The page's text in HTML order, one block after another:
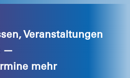
Veranstaltungen
—
mehr